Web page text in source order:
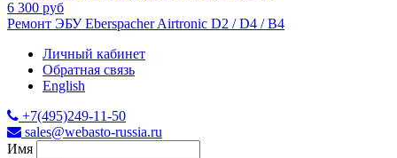
6 300 руб
Ремонт ЭБУ Eberspacher Airtronic D2 / D4 / B4
Личный кабинет
Обратная связь
English
+7(495)249-11-50
sales@webasto-russia.ru
Имя